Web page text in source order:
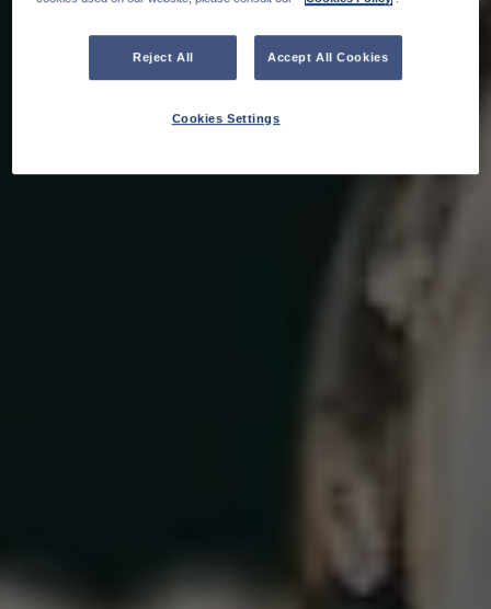
Reject All Accept All Cookies
Cookies Settings